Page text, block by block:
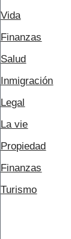
Vida
Finanzas
Salud
Inmigración
Legal
La vie
Propiedad
Finanzas
Turismo